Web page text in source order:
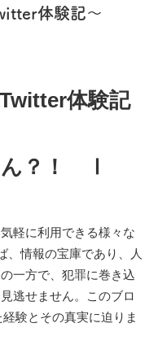
体験記～
体験記
ん？！ Ⅰ
軽に利用できる様々な
、情報の宝庫であり、人
一方で、犯罪に巻き込
逃せません。このブロ
験とその真実に迫りま